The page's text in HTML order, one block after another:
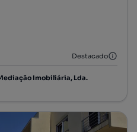
Destacado
Imobiliária, Lda.